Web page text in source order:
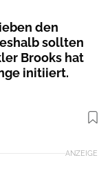
den
sollten
Brooks hat
initiiert.
Foto: RUNNER'S WORLD
ANZEIGE